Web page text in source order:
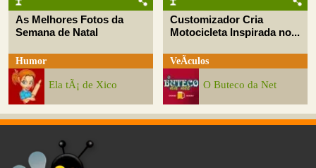
As Melhores Fotos da
Semana de Natal
Humor
Ela tÃ¡ de Xico
Customizador Cria
Motocicleta Inspirada no...
VeÃ­culos
O Buteco da Net